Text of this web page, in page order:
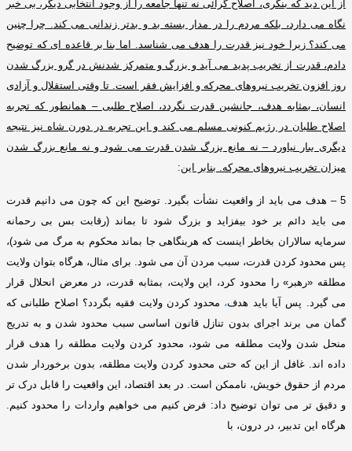
از این دید که بنگری، اصلاح گرائی نه تنها جامعه را از وجود انتخابی دیگر، بی خبر
نگاه می دارد، بلکه مردم را در مدار بسته بد و بدتر زندانی می کند
چرا چنین
می کند؟ زیرا خود نیز قدرت را هدف می شناسد
اما بنا بر قاعده ای که توضیح
دادم، قدرت از تخریب پدید می آید و بزرگ و متمرکز شدنش در گرو بزرگ شدن
روز افزون تخریب نیروهای محرکه و افزایش فقر است .تا وقتی استقلال و آزادی
انسان، بمثابه هدف، جانشین قدرت نگردد، اصلاح طلبی – همانطور که تجربه
اصلاح طلبان در رژیم کنونی مسلم می کند و این تجربه در دورن شاه نیز نتیجه
دیگری ببار نیاورد – نه مانع بزرگ شدن قدرت می شود و نه مانع بزرگ شدن
میزان تخریب نیروهای محرکه
بنابر این:
5 – هدف می باید از واقعیت نشأت بگیرد
توضیح این که چون می دانیم قدرت
می باید دائم بر خود بیفزاید و بزرگ شود تا بماند (رقابت بس بی رحمانه
سرمایه سالاران بخاطر اینست که هربنگاهی جا بماند محکوم به مرگ می شود)،
پس محدود کردن قدرت، سبب مردن آن می شود
برای مثال، هرگاه بتوان ولایت
مطلقه «رهبر »را محدود کرد، این ولایت، بمثابه قدرت، در معرض انحلال قرار
می گیرد
پس آیا باید هدف، محدود کردن ولایت فقیه بگردد؟ اصلاح طلبانی که
گمان می برند اجرای بدون تنازل قانون اساسی سبب محدود شدن و به تدریج
منحل شدن ولایت مطلقه می شود، محدود کردن ولایت مطلقه را هدف قرار
داده اند
غافل از این که حتی محدود کردن ولایت مطلقه، بدون برخوردار شدن
مردم از حقوق خویش، ناممکن است در بعد اقتصاد، این واقعیت را قابل درک تر
و دقیق تر می توان توضیح داد : فرض کنیم می خواهیم واردات را محدود کنیم
هرگاه این تدبیر، در درون، با